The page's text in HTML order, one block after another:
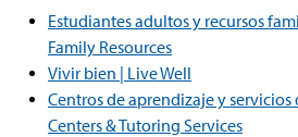
Estudiantes adultos y recursos
Family Resources
Vivir bien | Live Well
Centros de aprendizaje y
Centers & Tutoring Services